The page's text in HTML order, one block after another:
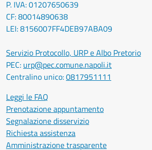
P. IVA: 01207650639
CF: 80014890638
LEI: 8156007FF4DEB97ABA09
Servizio Protocollo, URP e Albo Pretorio
PEC: urp@pec.comune.napoli.it
Centralino unico:0817951111
Leggi le FAQ
Prenotazione appuntamento
Segnalazione disservizio
Richiesta assistenza
Amministrazione trasparente